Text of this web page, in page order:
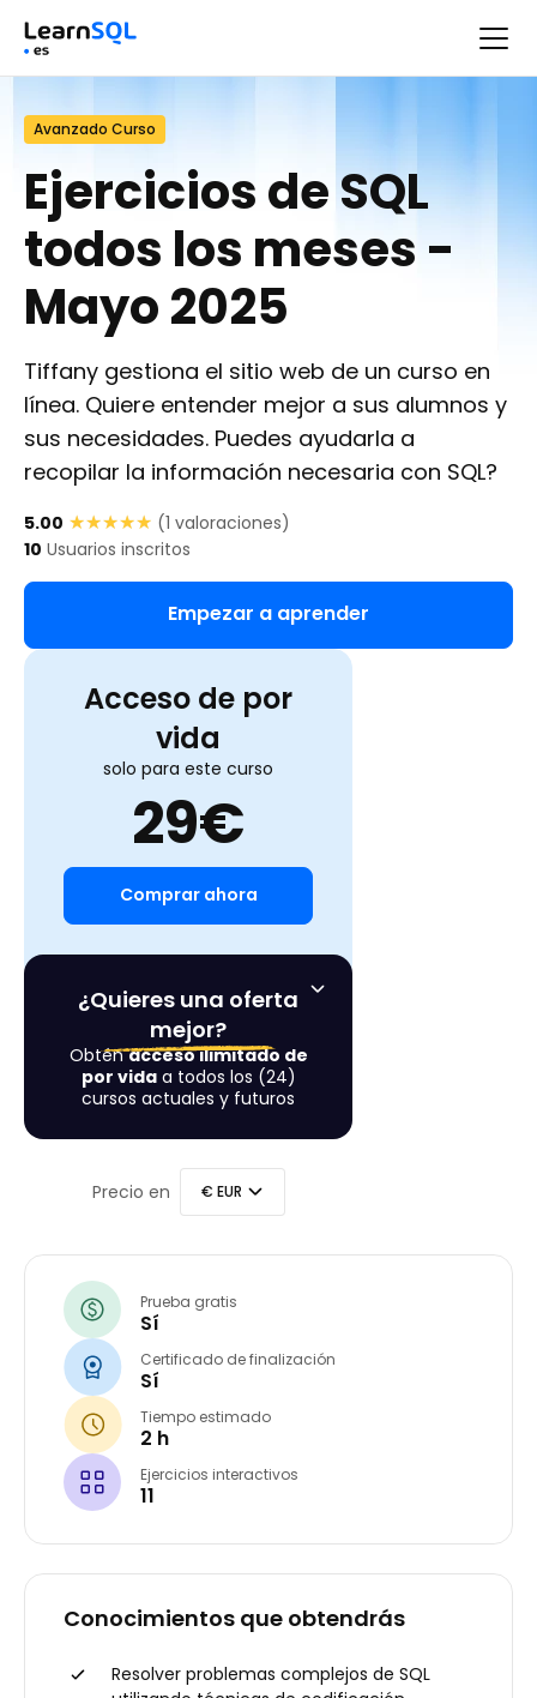
Avanzado Curso
Ejercicios de SQL
todos los meses -
Mayo 2025
Tiffany gestiona el sitio web de un curso en
línea. Quiere entender mejor a sus alumnos y
sus necesidades. Puedes ayudarla a
recopilar la información necesaria con SQL?
5.00 ★★★★★
★★★★★ (1 valoraciones)
10 Usuarios inscritos
Empezar a aprender
Acceso de por
vida
solo para este curso
29€
Comprar ahora
¿Quieres una oferta
mejor?
Obténacceso ilimitado de
por vidaa todos los (24)
cursos actuales y futuros
Precio en
Prueba gratis
Sí
Certificado de finalización
Sí
Tiempo estimado
2 h
Ejercicios interactivos
11
Conocimientos que obtendrás
Resolver problemas complejos de SQL